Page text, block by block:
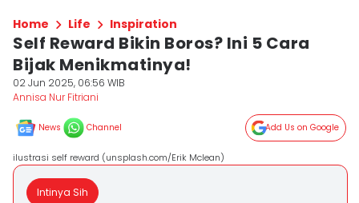
Home Life Inspiration
Self Reward Bikin Boros? Ini 5 Cara
Bijak Menikmatinya!
02 Jun 2025, 06:56 WIB
Annisa Nur Fitriani
News Channel Add Us on Google
ilustrasi self reward (unsplash.com/Erik Mclean)
Intinya Sih